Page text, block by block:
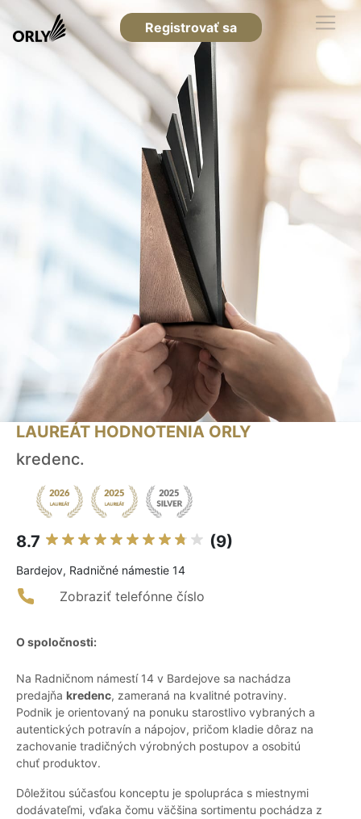
Registrovať sa
LAUREÁT HODNOTENIA ORLY
kredenc.
8.7 (9)
Bardejov, Radničné námestie 14
Zobraziť telefónne číslo
O spoločnosti:
Na Radničnom námestí 14 v Bardejove sa nachádza
predajňa kredenc, zameraná na kvalitné potraviny.
Podnik je orientovaný na ponuku starostlivo vybraných a
autentických potravín a nápojov, pričom kladie dôraz na
zachovanie tradičných výrobných postupov a osobitú
chuť produktov.
Dôležitou súčasťou konceptu je spolupráca s miestnymi
dodávateľmi, vďaka čomu väčšina sortimentu pochádza z